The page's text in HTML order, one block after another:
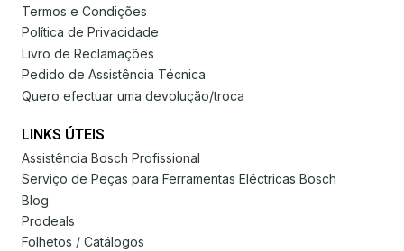
Termos e Condições
Política de Privacidade
Livro de Reclamações
Pedido de Assistência Técnica
Quero efectuar uma devolução/troca
LINKS ÚTEIS
Assistência Bosch Profissional
Serviço de Peças para Ferramentas Eléctricas Bosch
Blog
Prodeals
Folhetos / Catálogos